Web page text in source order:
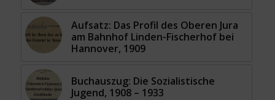
Aufsatz: Das Profil des Oberen Jura
am Bahnhof Linden-Fischerhof bei
Hannover, 1909
Buchauszug: Die Sozialistische
Jugend, 1908 – 1933